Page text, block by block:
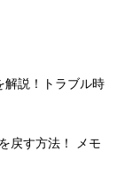
解説！トラブル時
戻す方法！ メモ